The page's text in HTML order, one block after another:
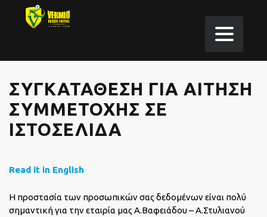
ΣΥΓΚΑΤΆΘΕΣΗ ΓΙΑ ΑΊΤΗΣΗ
ΣΥΜΜΕΤΟΧΉΣ ΣΕ
ΙΣΤΟΣΕΛΊΔΑ
Read it in English
Η προστασία των προσωπικών σας δεδομένων είναι πολύ
σημαντική για την εταιρία μας Α.Βαφειάδου – Α.Στυλιανού